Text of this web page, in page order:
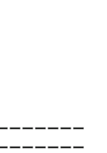
ーーーーーー
ーーーーーー